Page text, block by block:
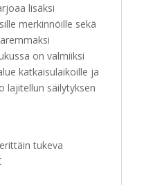
lisäksi
merkinnöille sekä
on valmiiksi
katkaisulaikoille ja
lajitellun säilytyksen
tukeva